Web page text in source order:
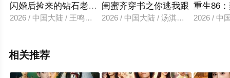
闪婚后捡来的钻石老公他不傻了
2026 / 中国大陆 / 王鸣鹤＆一飞
闺蜜齐穿书之你逃我跟
2026 / 中国大陆 / 汤淇钧＆王诗晴
重生86
2026 / 中
相关推荐